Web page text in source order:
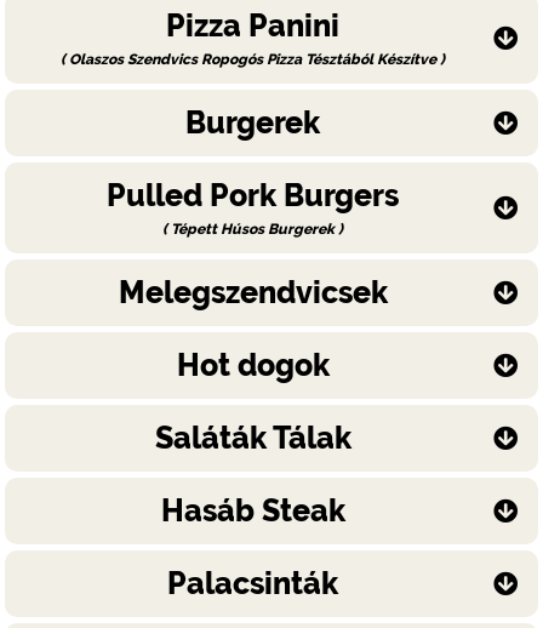
Pizza Panini
( Olaszos Szendvics Ropogós Pizza Tésztából Készítve )
Burgerek
Pulled Pork Burgers
( Tépett Húsos Burgerek )
Melegszendvicsek
Hot dogok
Saláták Tálak
Hasáb Steak
Palacsinták